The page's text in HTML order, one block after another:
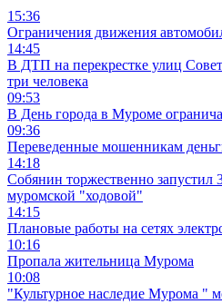
15:36
Ограничения движения
14:45
В ДТП на перекрестке улиц
три человека
09:53
В День города в Муроме
09:36
Переведенные мошенникам
14:18
Собянин торжественно запустил
муромской "ходовой"
14:15
Плановые работы на сетях
10:16
Пропала жительница Мурома
10:08
"Культурное наследие Мурома "